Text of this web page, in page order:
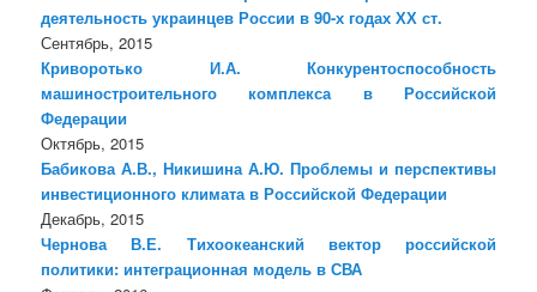
деятельность украинцев России в 90-х годах ХХ ст.
Сентябрь, 2015
Криворотько И.А. Конкурентоспособность
машиностроительного комплекса в Российской
Федерации
Октябрь, 2015
Бабикова А.В., Никишина А.Ю. Проблемы и перспективы
инвестиционного климата в Российской Федерации
Декабрь, 2015
Чернова В.Е. Тихоокеанский вектор российской
политики: интеграционная модель в СВА